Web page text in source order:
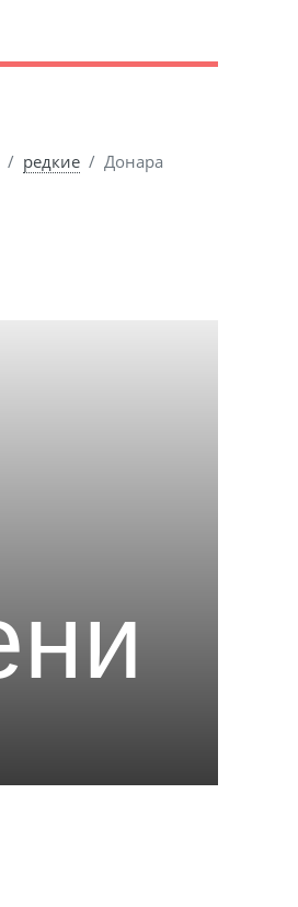
редкие Донара